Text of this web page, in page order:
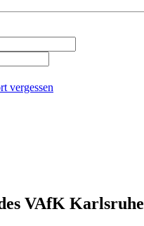
vergessen
VAfK Karlsruhe